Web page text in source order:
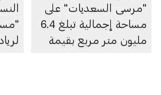
"مرسى السعديات" على
مساحة إجمالية تبلغ 6.4
مليون متر مربع بقيمة